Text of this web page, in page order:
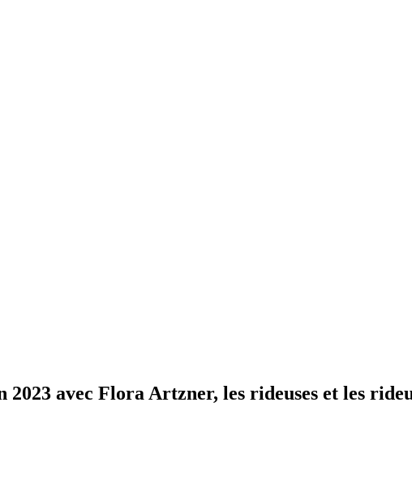
avec Flora Artzner, les rideuses et les